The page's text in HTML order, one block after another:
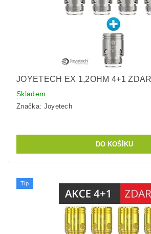
JOYETECH EX 1,2OHM 4+1
Skladem
Značka: Joyetech
Tip